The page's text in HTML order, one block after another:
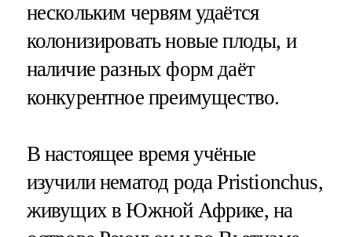
нескольким червям удаётся
колонизировать новые плоды, и
наличие разных форм даёт
конкурентное преимущество.
В настоящее время учёные
изучили нематод рода Pristionchus,
живущих в Южной Африке, на